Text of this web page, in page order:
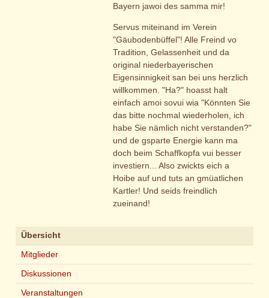
Bayern jawoi des samma mir!
Servus miteinand im Verein
"Gäubodenbüffel"! Alle Freind vo
Tradition, Gelassenheit und da
original niederbayerischen
Eigensinnigkeit san bei uns herzlich
willkommen. "Ha?" hoasst halt
einfach amoi sovui wia "Könnten Sie
das bitte nochmal wiederholen, ich
habe Sie nämlich nicht verstanden?"
und de gsparte Energie kann ma
doch beim Schaffkopfa vui besser
investiern... Also zwickts eich a
Hoibe auf und tuts an gmüatlichen
Kartler! Und seids freindlich
zueinand!
Übersicht
Mitglieder
Diskussionen
Veranstaltungen